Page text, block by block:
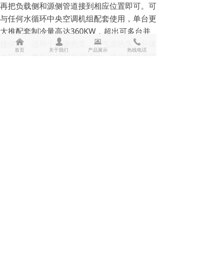
再把负载侧和源侧管道接到相应位置即可。可
与任何水循环中央空调机组配套使用，单台更
大推配套制冷量高达360KW，超出可多台并
接供应。适用于地源热泵、空气源热泵、分体
낀
首页
넙
关于我们
뀵
产品展示
끅
热线电话